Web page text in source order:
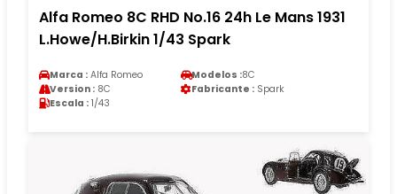
Alfa Romeo 8C RHD No.16 24h Le Mans 1931
L.Howe/H.Birkin 1/43 Spark
Marca : Alfa Romeo Modelos :8C
Version : 8C Fabricante : Spark
Escala : 1/43